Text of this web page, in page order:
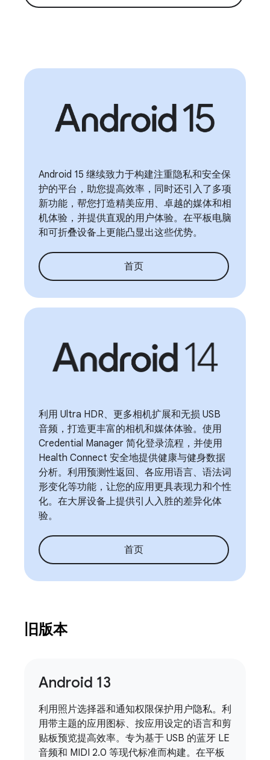
Android 15 继续致力于构建注重隐私和安全保
护的平台，助您提高效率，同时还引入了多项
新功能，帮您打造精美应用、卓越的媒体和相
机体验，并提供直观的用户体验。在平板电脑
和可折叠设备上更能凸显出这些优势。
首页
利用 Ultra HDR、更多相机扩展和无损 USB
音频，打造更丰富的相机和媒体体验。使用
Credential Manager 简化登录流程，并使用
Health Connect 安全地提供健康与健身数据
分析。利用预测性返回、各应用语言、语法词
形变化等功能，让您的应用更具表现力和个性
化。在大屏设备上提供引人入胜的差异化体
验。
首页
旧版本
Android 13
利用照片选择器和通知权限保护用户隐私。利
用带主题的应用图标、按应用设定的语言和剪
贴板预览提高效率。专为基于 USB 的蓝牙 LE
音频和 MIDI 2.0 等现代标准而构建。在平板